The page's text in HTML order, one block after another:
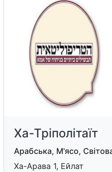
Ха-Тріполітаїт
Арабська, М'ясо,
Ха-Арава 1, Ейлат